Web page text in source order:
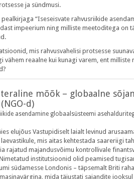
ja sündmusi.
“Iseseisvate rahvusriikide
impeerium ning milliste meetoditega on
mis rahvusvahelisi protsesse
reaalne kui kunagi varem, ent milliste
mõõk – globaalne
d)
asendamine globaalsüsteemi
elujõus Vastupidiselt laialt levinud
mis aitas kehtestada saareriigi
rajatud majandusvõimu kontrollivale
institutsioonid olid peamised
südamesse Londonis – täpsemalt Briti
mida täiustati sajandite